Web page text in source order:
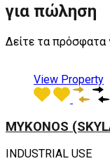
για πώληση
Δείτε τα πρόσφατα
View Property
MYKONOS
INDUSTRIAL USE